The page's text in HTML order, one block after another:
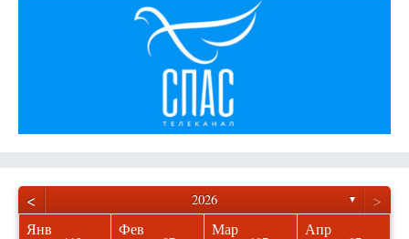
< 2026 ▼ >
Янв Фев Мар Апр